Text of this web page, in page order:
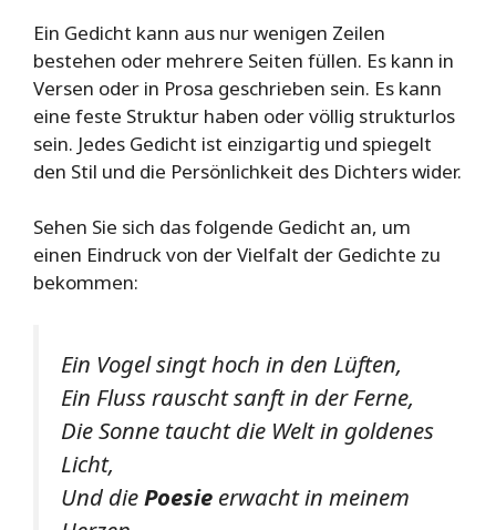
Ein Gedicht kann aus nur wenigen Zeilen
bestehen oder mehrere Seiten füllen. Es kann in
Versen oder in Prosa geschrieben sein. Es kann
eine feste Struktur haben oder völlig strukturlos
sein. Jedes Gedicht ist einzigartig und spiegelt
den Stil und die Persönlichkeit des Dichters wider.
Sehen Sie sich das folgende Gedicht an, um
einen Eindruck von der Vielfalt der Gedichte zu
bekommen:
Ein Vogel singt hoch in den Lüften,
Ein Fluss rauscht sanft in der Ferne,
Die Sonne taucht die Welt in goldenes
Licht,
Und diePoesie erwacht in meinem